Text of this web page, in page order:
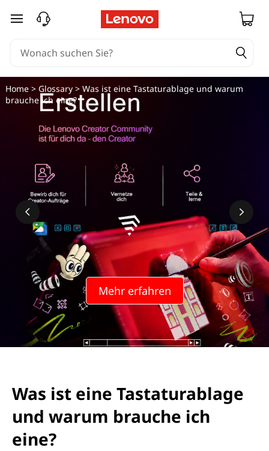
zum Hauptinhalt springen
Mehr erfahren
Home> Glossary> Was ist eine Tastaturablage und warum
brauche ich eine?
Was ist eine Tastaturablage
und warum brauche ich
eine?